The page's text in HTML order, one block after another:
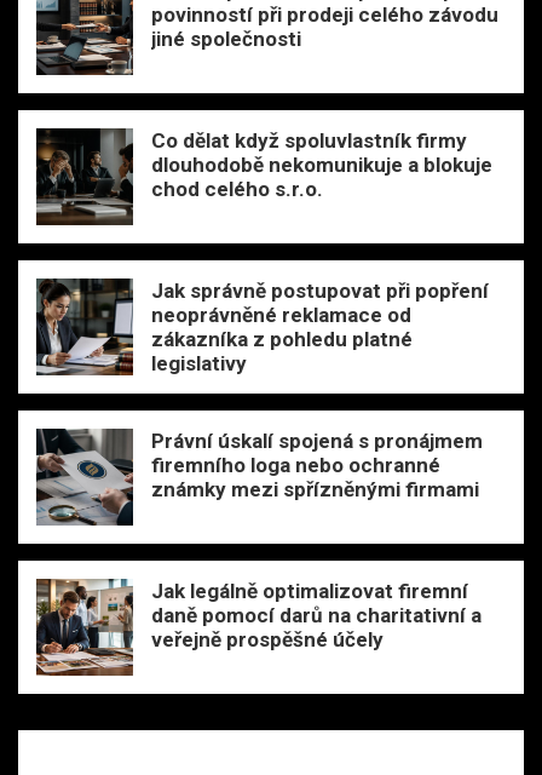
povinností při prodeji celého závodu
jiné společnosti
Co dělat když spoluvlastník firmy
dlouhodobě nekomunikuje a blokuje
chod celého s.r.o.
Jak správně postupovat při popření
neoprávněné reklamace od
zákazníka z pohledu platné
legislativy
Právní úskalí spojená s pronájmem
firemního loga nebo ochranné
známky mezi spřízněnými firmami
Jak legálně optimalizovat firemní
daně pomocí darů na charitativní a
veřejně prospěšné účely